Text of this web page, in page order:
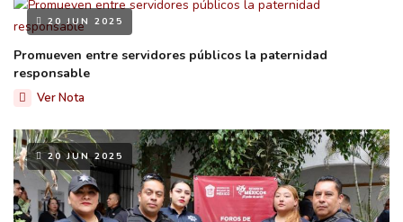
20 JUN 2025
Promueven entre servidores públicos la paternidad
responsable
Ver Nota
20 JUN 2025